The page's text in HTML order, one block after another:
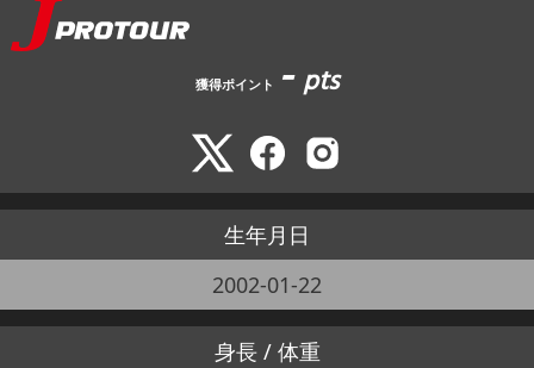
獲得ポイント -pts
生年月日
2002-01-22
身長 / 体重